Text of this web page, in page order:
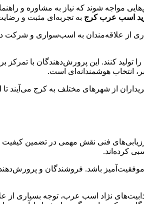
مواجه شوند که نیاز به مشاوره و
اسب عرب کرج به تجربه‌ای مثبت و
از علاقه‌مندان به اسب‌سواری و
کنند. این پرورش‌دهندگان با تمرکز
انتخاب هوشمندانه‌ای است.
از شهرهای مختلف به کرج می‌آیند
فنی نقش مهمی در تضمین کیفیت
کرده‌اند.
باشد. فروشندگان و
نژاد اسب عرب، توجه بسیاری